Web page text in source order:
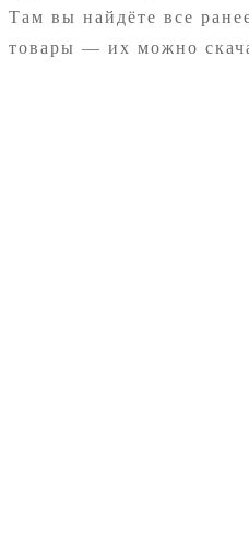
Там вы найдёте все
товары — их можно